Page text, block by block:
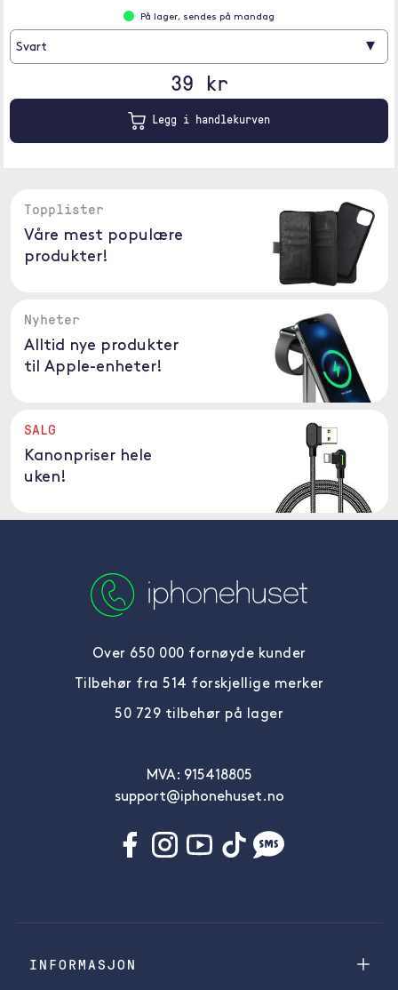
På lager, sendes på mandag
Svart ▾
39 kr
Legg i handlekurven
Topplister
Våre mest populære
produkter!
Nyheter
Alltid nye produkter
til Apple-enheter!
SALG
Kanonpriser hele
uken!
Over 650 000 fornøyde kunder
Tilbehør fra 514 forskjellige merker
50 729 tilbehør på lager
MVA: 915418805
support@iphonehuset.no
INFORMASJON